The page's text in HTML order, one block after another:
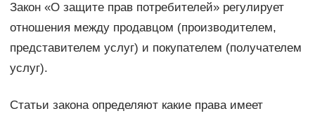
Закон «О защите прав потребителей» регулирует
отношения между продавцом (производителем,
представителем услуг) и покупателем (получателем
услуг).
Статьи закона определяют какие права имеет